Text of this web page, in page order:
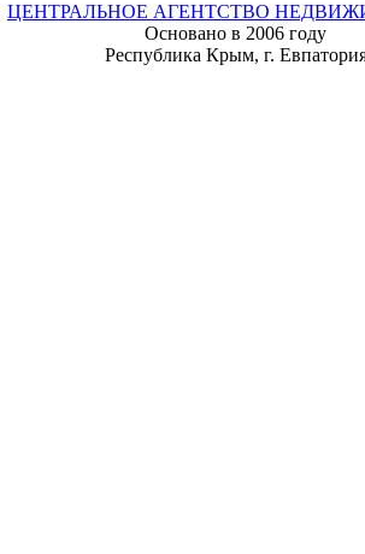
ЦЕНТРАЛЬНОЕ АГЕНТСТВО
Основано в 2006 году
Республика Крым, г.